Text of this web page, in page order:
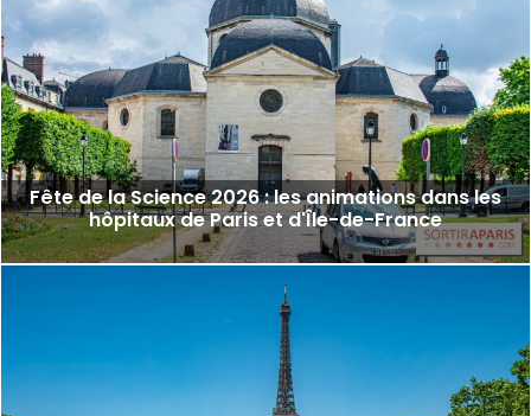
Fête de la Science 2026 : les animations dans les
hôpitaux de Paris et d'Île-de-France